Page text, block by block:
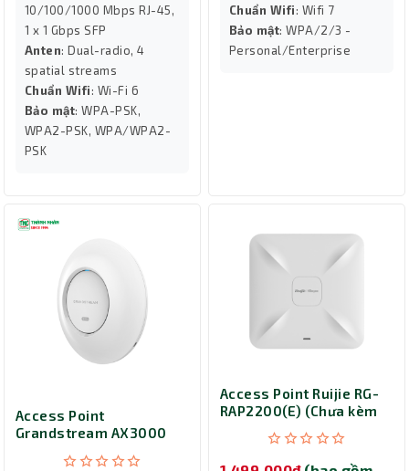
10/100/1000 Mbps RJ-45,
1 x 1 Gbps SFP
Anten: Dual-radio, 4
spatial streams
Chuẩn Wifi: Wi-Fi 6
Bảo mật: WPA-PSK,
WPA2-PSK, WPA/WPA2-
PSK
Chuẩn Wifi: Wifi 7
Bảo mật: WPA/2/3 -
Personal/Enterprise
Access Point
Grandstream AX3000
Wifi 6/ 2.4/5 GHz)
Access Point Ruijie RG-
RAP2200(E) (Chưa kèm
nguồn) - (1267 Mbps/
Wifi 5/ 2.4/5 GHz)